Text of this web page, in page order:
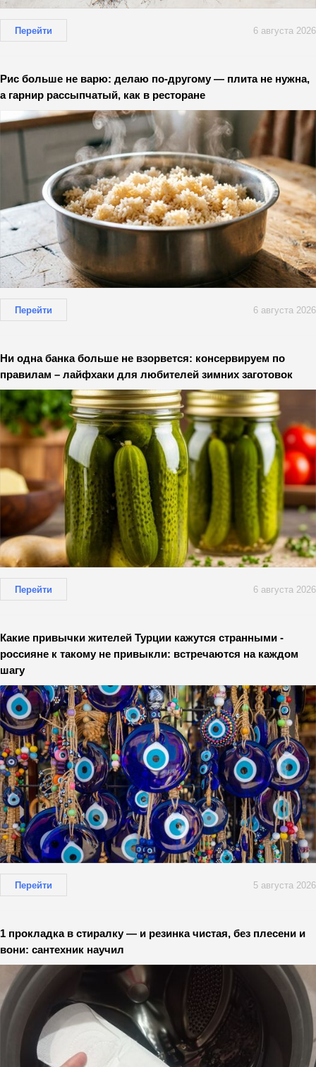
Перейти 6 августа 2026
Рис больше не варю: делаю по-другому — плита не нужна,
а гарнир рассыпчатый, как в ресторане
Перейти 6 августа 2026
Ни одна банка больше не взорвется: консервируем по
правилам – лайфхаки для любителей зимних заготовок
Перейти 6 августа 2026
Какие привычки жителей Турции кажутся странными -
россияне к такому не привыкли: встречаются на каждом
шагу
Перейти 5 августа 2026
1 прокладка в стиралку — и резинка чистая, без плесени и
вони: сантехник научил